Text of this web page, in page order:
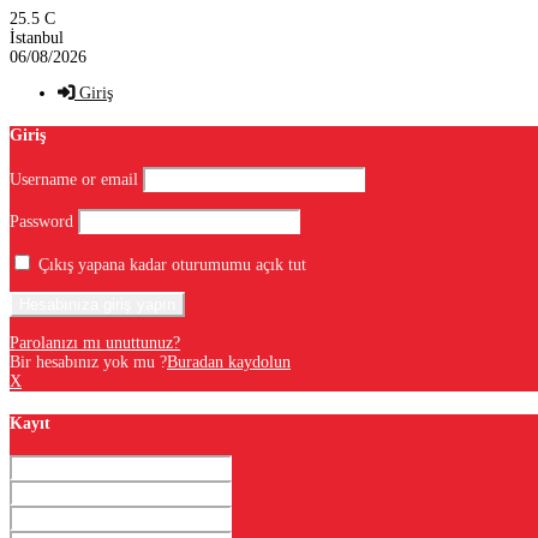
25.5 C
İstanbul
06/08/2026
Giriş
Giriş
Username or email
Password
Çıkış yapana kadar oturumumu açık tut
Parolanızı mı unuttunuz?
Bir hesabınız yok mu ?Buradan kaydolun
X
Kayıt